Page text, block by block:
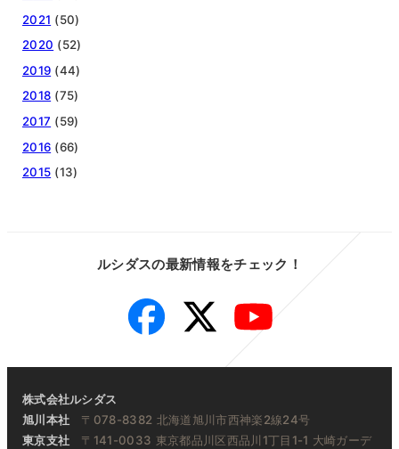
2021 (50)
2020 (52)
2019 (44)
2018 (75)
2017 (59)
2016 (66)
2015 (13)
ルシダスの最新情報をチェック！
Facebook Twitter YouTube
株式会社ルシダス
旭川本社 〒078-8382 北海道旭川市西神楽2線24号
東京支社 〒141-0033 東京都品川区西品川1丁目1-1 大崎ガーデ